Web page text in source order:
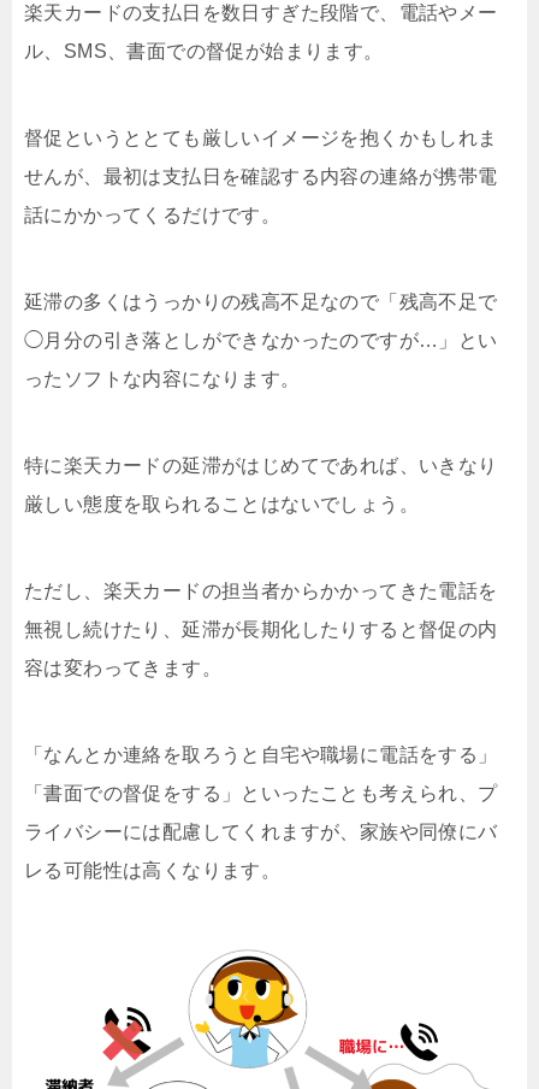
楽天カードの支払日を数日すぎた段階で、電話やメー
ル、SMS、書面での督促が始まります。
督促というととても厳しいイメージを抱くかもしれま
せんが、最初は支払日を確認する内容の連絡が携帯電
話にかかってくるだけです。
延滞の多くはうっかりの残高不足なので「残高不足で
◯月分の引き落としができなかったのですが…」とい
ったソフトな内容になります。
特に楽天カードの延滞がはじめてであれば、いきなり
厳しい態度を取られることはないでしょう。
ただし、楽天カードの担当者からかかってきた電話を
無視し続けたり、延滞が長期化したりすると督促の内
容は変わってきます。
「なんとか連絡を取ろうと自宅や職場に電話をする」
「書面での督促をする」といったことも考えられ、プ
ライバシーには配慮してくれますが、家族や同僚にバ
レる可能性は高くなります。